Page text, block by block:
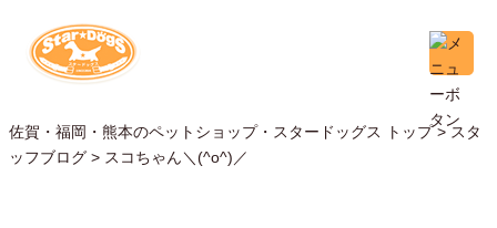
佐賀・福岡・熊本のペットショップ・スタードッグス トップ >スタ
ッフブログ > スコちゃん＼(^o^)／